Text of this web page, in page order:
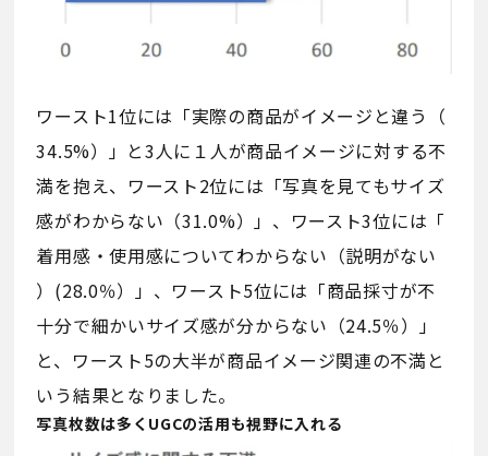
ワースト1位には「実際の商品がイメージと違う（
34.5%）」と3人に１人が商品イメージに対する不
満を抱え、ワースト2位には「写真を見てもサイズ
感がわからない（31.0%）」、ワースト3位には「
着用感・使用感についてわからない（説明がない
）(28.0％）」、ワースト5位には「商品採寸が不
十分で細かいサイズ感が分からない（24.5％）」
と、ワースト5の大半が商品イメージ関連の不満と
いう結果となりました。
写真枚数は多くUGCの活用も視野に入れる